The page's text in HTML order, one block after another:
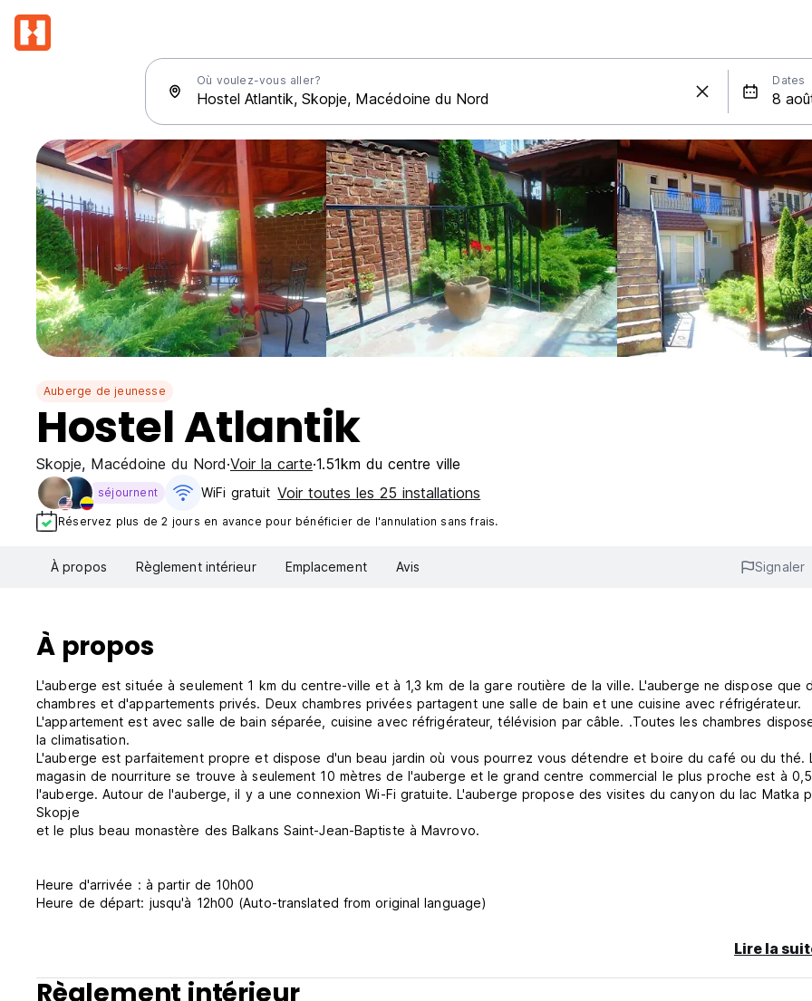
Où voulez-vous aller? Dates
Auberge de jeunesse
Hostel Atlantik
Skopje, Macédoine du Nord Voir la carte 1.51km du centre ville
séjournent WiFi gratuit Voir toutes les 25 installations
Réservez plus de 2 jours en avance pour bénéficier de l'annulation sans frais.
À propos Règlement intérieur Emplacement Avis Signaler
À propos
L'auberge est située à seulement 1 km du centre-ville et à 1,3 km de la gare routière de la ville. L'auberge ne dispose que
chambres et d'appartements privés. Deux chambres privées partagent une salle de bain et une cuisine avec réfrigérateur.
L'appartement est avec salle de bain séparée, cuisine avec réfrigérateur, télévision par câble. .Toutes les chambres
la climatisation.
L'auberge est parfaitement propre et dispose d'un beau jardin où vous pourrez vous détendre et boire du café ou du thé.
magasin de nourriture se trouve à seulement 10 mètres de l'auberge et le grand centre commercial le plus proche est à
l'auberge. Autour de l'auberge, il y a une connexion Wi-Fi gratuite. L'auberge propose des visites du canyon du lac Matka
Skopje
et le plus beau monastère des Balkans Saint-Jean-Baptiste à Mavrovo.
Heure d'arrivée : à partir de 10h00
Heure de départ: jusqu'à 12h00 (Auto-translated from original language)
Lire la
Règlement intérieur